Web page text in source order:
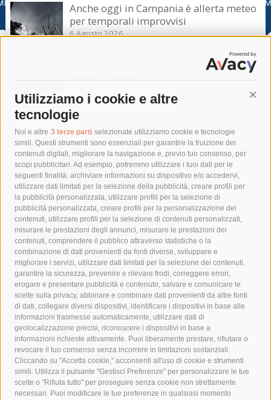
Utilizziamo i cookie e altre
tecnologie
Noi e altre 3 terze parti selezionate utilizziamo cookie e tecnologie
simili. Questi strumenti sono essenziali per garantire la fruizione dei
contenuti digitali, migliorare la navigazione e, previo tuo consenso, per
scopi pubblicitari. Ad esempio, potremmo utilizzare i tuoi dati per le
seguenti finalità: archiviare informazioni su dispositivo e/o accedervi,
utilizzare dati limitati per la selezione della pubblicità, creare profili per
la pubblicità personalizzata, utilizzare profili per la selezione di
pubblicità personalizzata, creare profili per la personalizzazione dei
contenuti, utilizzare profili per la selezione di contenuti personalizzati,
misurare le prestazioni degli annunci, misurare le prestazioni dei
contenuti, comprendere il pubblico attraverso statistiche o la
combinazione di dati provenienti da fonti diverse, sviluppare e
migliorare i servizi, utilizzare dati limitati per la selezione dei contenuti,
garantire la sicurezza, prevenire e rilevare frodi, correggere errori,
erogare e presentare pubblicità e contenuto, salvare e comunicare le
scelte sulla privacy, abbinare e combinare dati provenienti da altre fonti
di dati, collegare diversi dispositivi, identificare i dispositivi in base alle
informazioni trasmesse automaticamente, utilizzare dati di
geolocalizzazione precisi, riconoscere i dispositivi in base a
informazioni richieste attivamente. Puoi liberamente prestare, rifiutare o
revocare il tuo consenso senza incorrere in limitazioni sostanziali.
Cliccando su "Accetta cookie," acconsenti all'uso di cookie e strumenti
simili. Utilizza il pulsante "Gestisci Preferenze" per personalizzare le tue
scelte o "Rifiuta tutto" per proseguire senza cookie non strettamente
necessari. Puoi modificare le tue preferenze in qualsiasi momento
Anche oggi in Campania è allerta meteo
per temporali improvvisi
6 Agosto 2026
Domani e sabato interrotta la linea Eav
Tag
acqua allerta meteo
anas
area marina protetta di punta campanella
arresto
Asl Napoli 3 sud
capitaneria di porto capri
carabinieri
castellammare di stabia
circumvesuviana
comune di sorrento
concerto
contagi
costiera amalfitana
covid-19 eav
elezioni
fondazione sorrento
gori guardia costiera
incidente
lavori
lorenzo balducelli mare
massa lubrense
massimo coppola
Meta napoli
ordinanza
penisola sorrentina
piano di sorrento
polizia municipale
protezione civile
Regione Campania
sant'agnello
sindaco cuomo
sorrento studenti temporali
treni
turismo
Vico Equense villa fiorentino vincenzo de luca